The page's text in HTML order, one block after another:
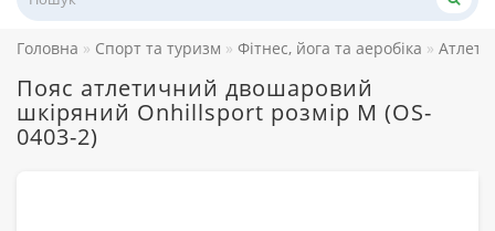
Головна Спорт та туризм Фітнес, йога та аеробіка
Пояс атлетичний двошаровий
шкіряний Onhillsport розмір M (OS-
0403-2)